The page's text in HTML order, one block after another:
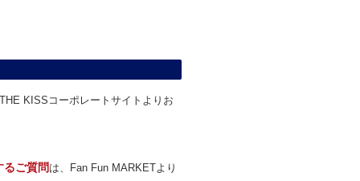
KISSコーポレートサイトよりお
ご質問は、Fan Fun MARKETより